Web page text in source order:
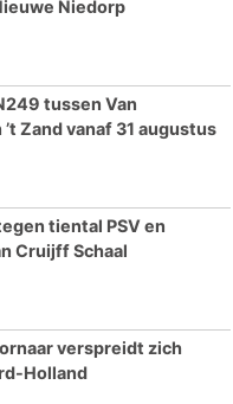
Niedorp
tussen Van
Zand vanaf 31 augustus
tiental PSV en
Cruijff Schaal
verspreidt zich
Holland